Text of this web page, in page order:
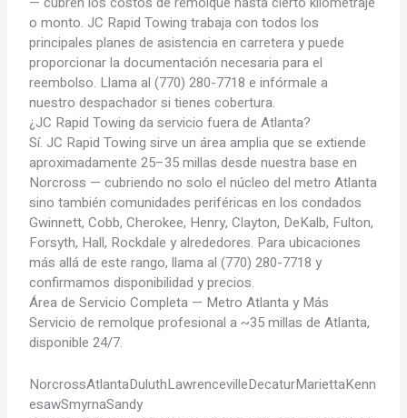
o monto. JC Rapid Towing trabaja con todos los
principales planes de asistencia en carretera y puede
proporcionar la documentación necesaria para el
reembolso. Llama al (770) 280-7718 e infórmale a
nuestro despachador si tienes cobertura.
¿JC Rapid Towing da servicio fuera de Atlanta?
Sí. JC Rapid Towing sirve un área amplia que se extiende
aproximadamente 25–35 millas desde nuestra base en
Norcross — cubriendo no solo el núcleo del metro Atlanta
sino también comunidades periféricas en los condados
Gwinnett, Cobb, Cherokee, Henry, Clayton, DeKalb, Fulton,
Forsyth, Hall, Rockdale y alrededores. Para ubicaciones
más allá de este rango, llama al (770) 280-7718 y
confirmamos disponibilidad y precios.
Área de Servicio Completa — Metro Atlanta y Más
Servicio de remolque profesional a ~35 millas de Atlanta,
disponible 24/7.
NorcrossAtlantaDuluthLawrencevilleDecaturMariettaKenn
esawSmyrnaSandy